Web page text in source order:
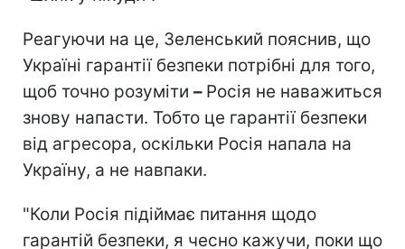
Реагуючи на це, Зеленський пояснив, що
Україні гарантії безпеки потрібні для того,
щоб точно розуміти – Росія не наважиться
знову напасти. Тобто це гарантії безпеки
від агресора, оскільки Росія напала на
Україну, а не навпаки.
"Коли Росія підіймає питання щодо
гарантій безпеки, я чесно кажучи, поки що